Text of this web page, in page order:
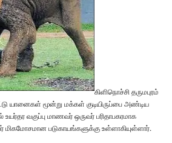
கிளிநொச்சி தருமபுரம்
யானைகள் மூன்று மக்கள் குடியிருப்பை அண்டிய
உயர்தர வகுப்பு மாணவர் ஒருவர் பரிதாபகரமாக
மிகமோசமான படுகாயங்களுக்கு உள்ளாகியுள்ளார்.